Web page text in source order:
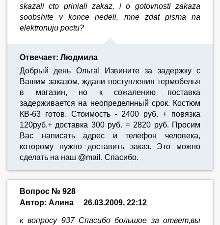
skazali cto priniali zakaz, i o gotovnosti zakaza
soobshite v konce nedeli, mne zdat pisma na
elektronuju poctu?
Отвечает: Людмила
Добрый день Ольга! Извините за задержку с
Вашим заказом, ждали поступления термобелья
в магазин, но к сожалению поставка
задерживается на неопределнный срок. Костюм
КВ-63 готов. Стоимость - 2400 руб. + повязка
120руб.+ доставка 300 руб. = 2820 руб. Просим
Вас написать адрес и телефон человека,
которому нужно доставить заказ. Это можно
сделать на наш @mail. Спасибо.
Вопрос № 928
Автор: Алина
26.03.2009, 22:12
к вопросу 937 Спасибо большое за ответ,вы